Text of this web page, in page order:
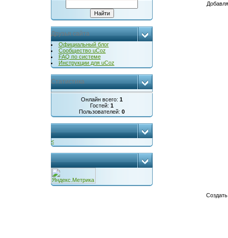
Друзья сайта
Официальный блог
Сообщество uCoz
FAQ по системе
Инструкции для uCoz
Статистика
Онлайн всего: 1
Гостей: 1
Пользователей: 0
...
<
...